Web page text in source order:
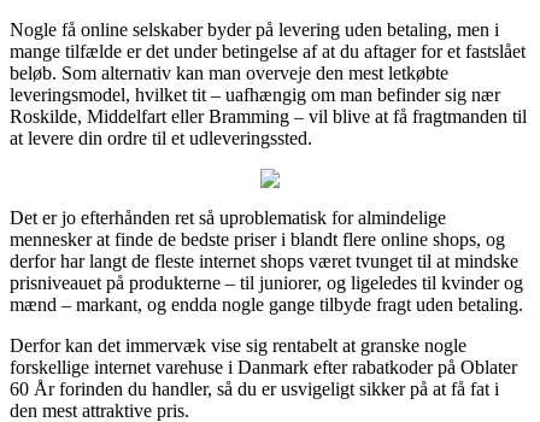
Nogle få online selskaber byder på levering uden betaling, men i
mange tilfælde er det under betingelse af at du aftager for et fastslået
beløb. Som alternativ kan man overveje den mest letkøbte
leveringsmodel, hvilket tit – uafhængig om man befinder sig nær
Roskilde, Middelfart eller Bramming – vil blive at få fragtmanden til
at levere din ordre til et udleveringssted.
Det er jo efterhånden ret så uproblematisk for almindelige
mennesker at finde de bedste priser i blandt flere online shops, og
derfor har langt de fleste internet shops været tvunget til at mindske
prisniveauet på produkterne – til juniorer, og ligeledes til kvinder og
mænd – markant, og endda nogle gange tilbyde fragt uden betaling.
Derfor kan det immervæk vise sig rentabelt at granske nogle
forskellige internet varehuse i Danmark efter rabatkoder på Oblater
60 År forinden du handler, så du er usvigeligt sikker på at få fat i
den mest attraktive pris.